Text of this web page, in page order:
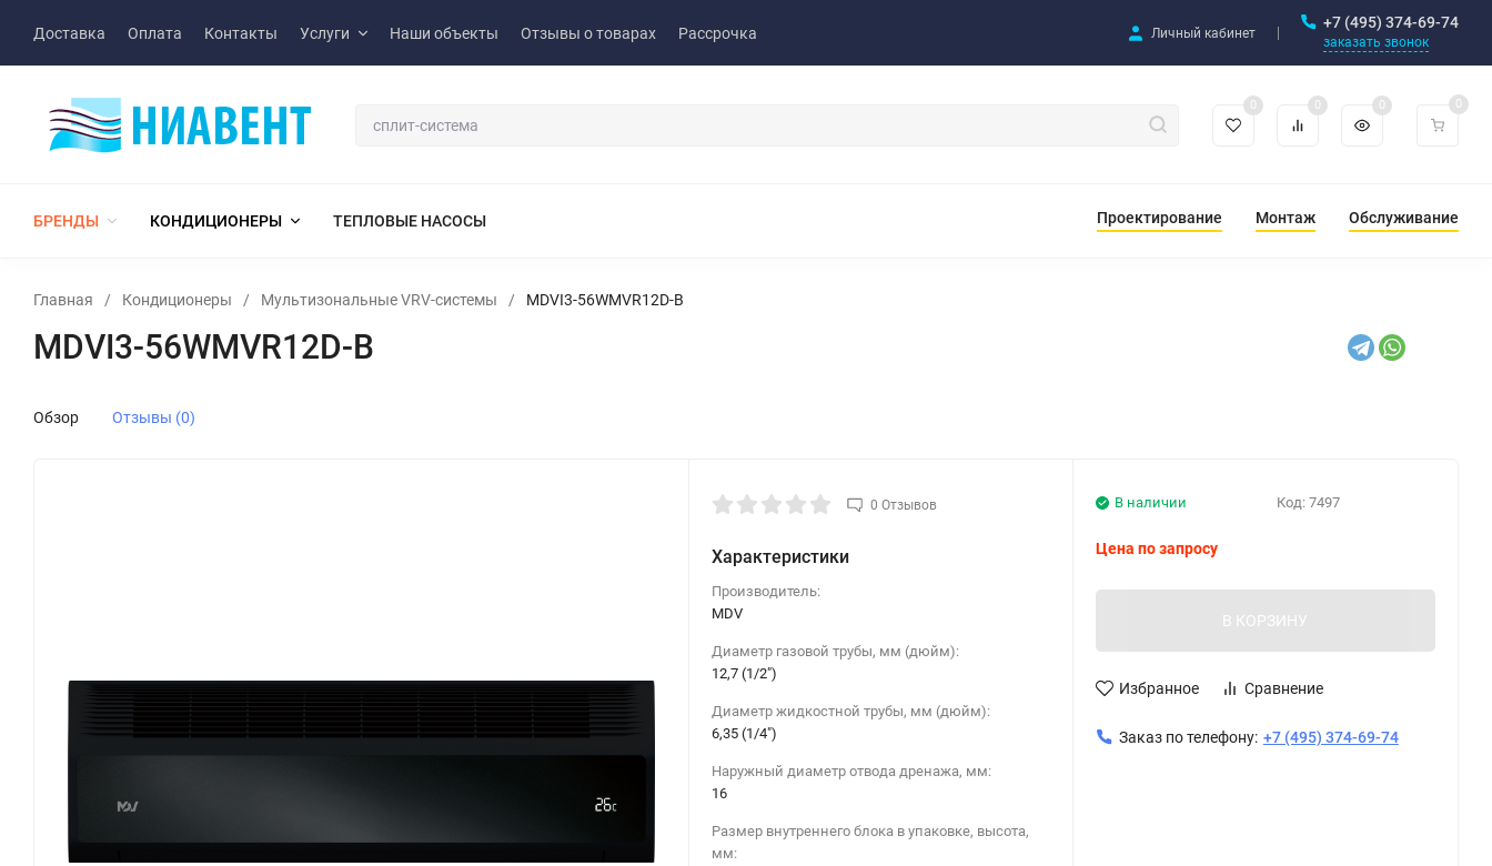
Доставка Оплата Контакты Услуги Наши объекты Отзывы о товарах Рассрочка Личный кабинет
+7 (495) 374-69-74
заказать звонок
0 0 0 0
БРЕНДЫ КОНДИЦИОНЕРЫ ТЕПЛОВЫЕ НАСОСЫ Проектирование Монтаж Обслуживание
Главная / Кондиционеры / Мультизональные VRV-системы / MDVI3-56WMVR12D-B
MDVI3-56WMVR12D-B
Обзор Отзывы (0)
0 Отзывов
Характеристики
Производитель:
MDV
Диаметр газовой трубы, мм (дюйм):
12,7 (1/2")
Диаметр жидкостной трубы, мм (дюйм):
6,35 (1/4")
Наружный диаметр отвода дренажа, мм:
16
Размер внутреннего блока в упаковке, высота,
мм:
Код: 7497
В наличии
Цена по запросу
В КОРЗИНУ
Избранное Сравнение
Заказ по телефону: +7 (495) 374-69-74